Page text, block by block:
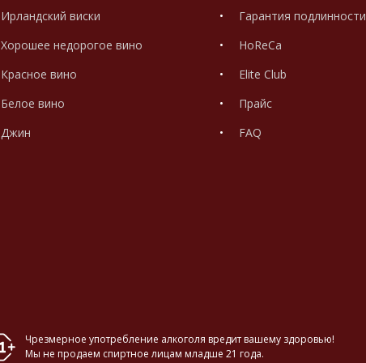
Ирландский виски
Хорошее недорогое вино
Красное вино
Белое вино
Джин
Гарантия подлинности
HoReCa
Elite Club
Прайс
FAQ
Чрезмерное употребление алкоголя вредит вашему здоровью!
Мы не продаем спиртное лицам младше 21 года.